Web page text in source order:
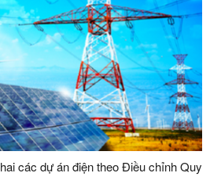
các dự án điện theo Điều chỉnh Quy